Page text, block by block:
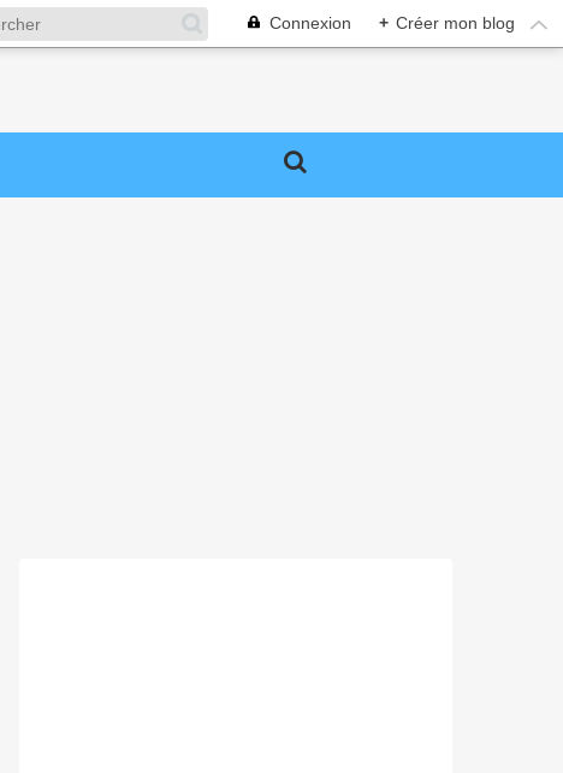
Connexion + Créer mon blog